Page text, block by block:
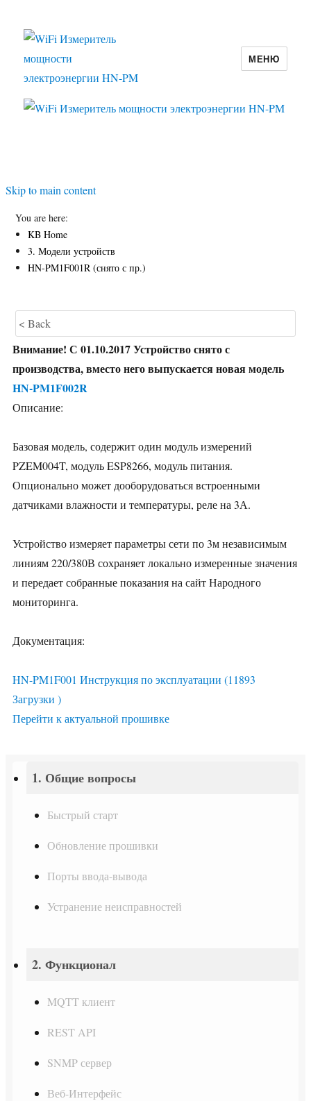
WiFi Измеритель мощности
МЕНЮ
Skip to main content
1. Общие вопросы
Быстрый старт
Обновление прошивки
Порты ввода-вывода
Устранение неисправностей
2. Функционал
MQTT клиент
REST API
SNMP сервер
Веб-Интерфейс
You are here:
KB Home
3. Модели устройств
HN-PM1F001R (снято с пр.)
< Back
Внимание! С 01.10.2017 Устройство снято с
производства, вместо него выпускается новая модель
HN-PM1F002R
Описание:
Базовая модель, содержит один модуль измерений
PZEM004T, модуль ESP8266, модуль питания.
Опционально может дооборудоваться встроенными
датчиками влажности и температуры, реле на 3А.
Устройство измеряет параметры сети по 3м независимым
линиям 220/380В сохраняет локально измеренные значения
и передает собранные показания на сайт Народного
мониторинга.
Документация:
HN-PM1F001 Инструкция по эксплуатации (11893
Загрузки )
Перейти к актуальной прошивке